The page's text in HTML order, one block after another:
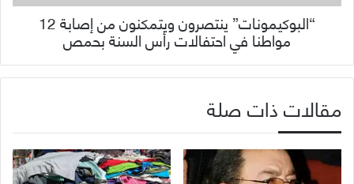
“البوكيمونات” ينتصرون ويتمكنون من إصابة 12
مواطنا في احتفالات رأس السنة بحمص
مقالات ذات صلة